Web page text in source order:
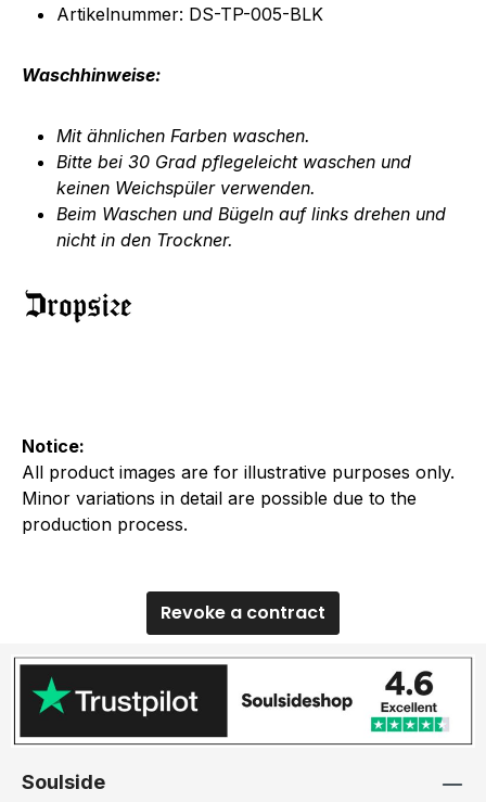
Notice:
All product images are for illustrative purposes only.
Minor variations in detail are possible due to the
production process.
Artikelnummer: DS-TP-005-BLK
Waschhinweise:
Mit ähnlichen Farben waschen.
Bitte bei 30 Grad pflegeleicht waschen und
keinen Weichspüler verwenden.
Beim Waschen und Bügeln auf links drehen und
nicht in den Trockner.
Revoke a contract
Soulside